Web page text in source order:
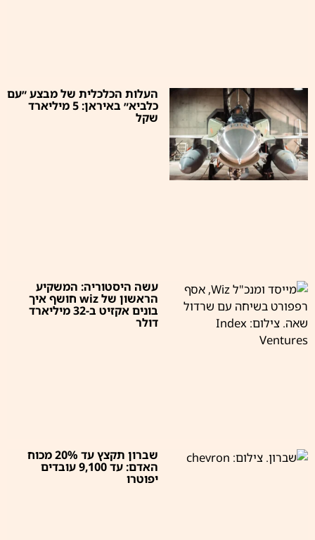
העלות הכלכלית של מבצע ״עם
כלביא״ באיראן: 5 מיליארד
שקל
עשה היסטוריה: המשקיע
הראשון של wiz חושף איך
בונים אקזיט ב-32 מיליארד
דולר
שברון תקצץ עד 20% מכוח
האדם: עד 9,100 עובדים
יפוטרו